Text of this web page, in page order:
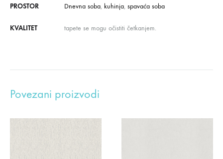
PROSTOR Dnevna soba, kuhinja, spavaća soba
KVALITET tapete se mogu očistiti četkanjem.
Povezani proizvodi